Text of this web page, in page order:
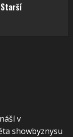
v
showbyznysu